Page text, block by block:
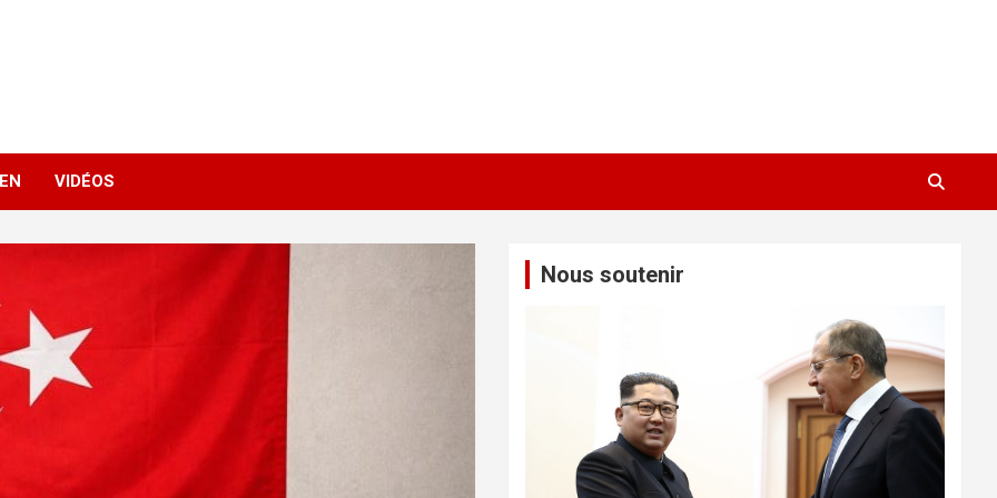
VIDÉOS
Nous soutenir